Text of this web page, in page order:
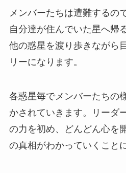
メンバーたちは遭難するの
自分達が住んでいた星へ帰
他の惑星を渡り歩きながら
リーになります。
各惑星毎でメンバーたちの
かされていきます。リーダ
の力を初め、どんどん心を
の真相がわかっていくこと